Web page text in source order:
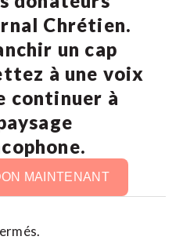
Chrétien.
un cap
à une voix
continuer à
MAINTENANT